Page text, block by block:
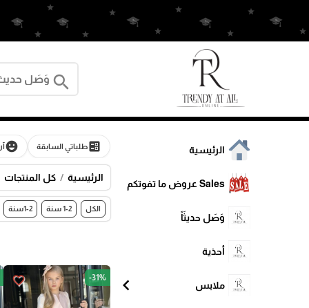
search
الرئيسية
Sales عروض ما تفوتكم
وَصَل حديثَاً
أحذية
ملابس chevron_left
ballotطلباتي السابقة emoji_emotions
الرئيسية كل المنتجات
الكل 1-2 سنة 1-2سنة
favorite_border -31%